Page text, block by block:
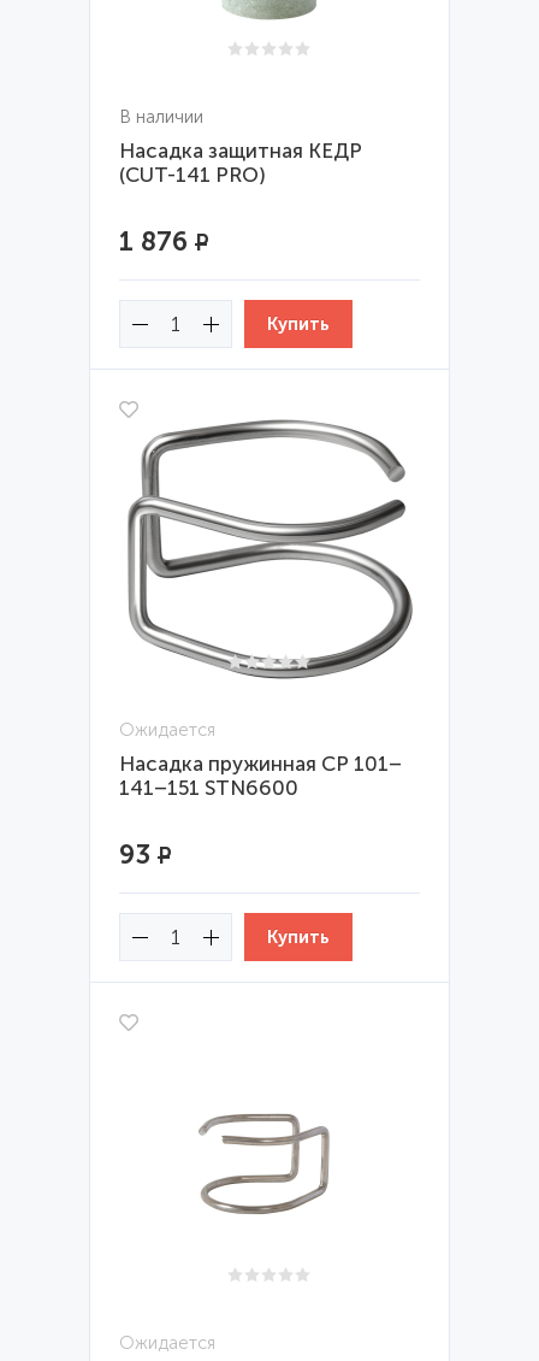
В наличии
Насадка защитная КЕДР
(CUT-141 PRO)
1 876 Р
Ожидается
Насадка пружинная CP 101–
141–151 STN6600
93 Р
Ожидается